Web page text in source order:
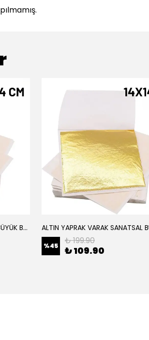
ALTIN YAPRAK VARAK SANATSAL BÜYÜK BOY FOLYO EPOKSİ REÇİNE NAİL ART 16 ADET 14X14 CM ALTIN RENK
%45 ₺ 199.90
₺ 109.90